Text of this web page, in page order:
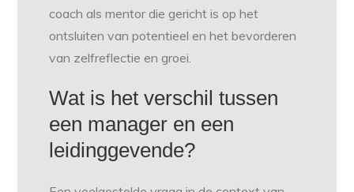
coach als mentor die gericht is op het
ontsluiten van potentieel en het bevorderen
van zelfreflectie en groei.
Wat is het verschil tussen
een manager en een
leidinggevende?